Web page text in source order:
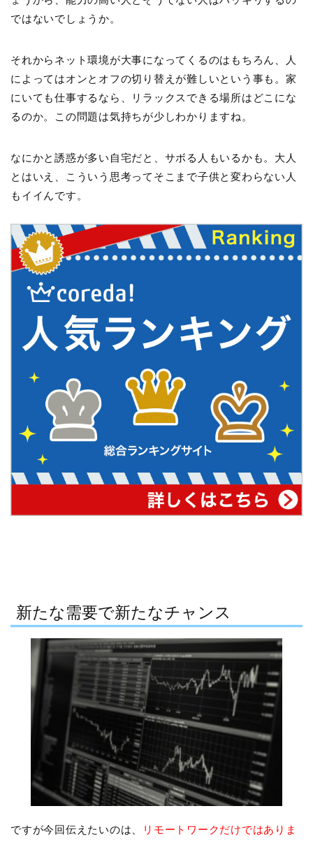
ではないでしょうか。
それからネット環境が大事になってくるのはもちろん、人
によってはオンとオフの切り替えが難しいという事も。家
にいても仕事するなら、リラックスできる場所はどこにな
るのか。この問題は気持ちが少しわかりますね。
なにかと誘惑が多い自宅だと、サボる人もいるかも。大人
とはいえ、こういう思考ってそこまで子供と変わらない人
もイイんです。
新たな需要で新たなチャンス
ですが今回伝えたいのは、
リモートワークだけではありま